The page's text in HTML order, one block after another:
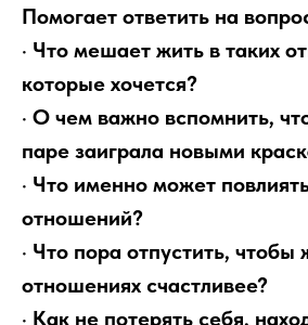
Помогает ответить на
· Что мешает жить в таких
которые хочется?
· О чем важно вспомнить,
паре заиграла новыми
· Что именно может
отношений?
· Что пора отпустить, чтобы
отношениях счастливее?
· Как не потерять себя,